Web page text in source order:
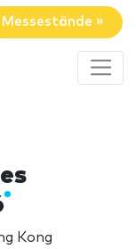
Messestände »
Kong